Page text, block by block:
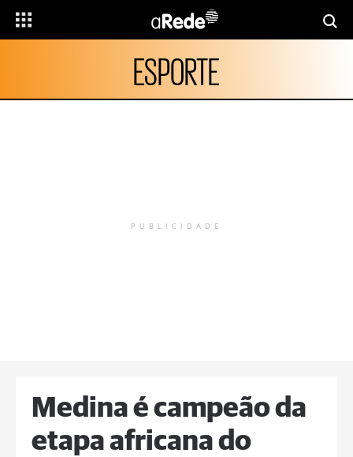
ESPORTE
PUBLICIDADE
Medina é campeão da
etapa africana do